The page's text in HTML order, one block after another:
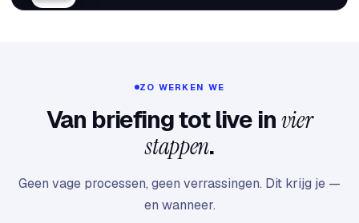
ZO WERKEN WE
Van briefing tot live invier
stappen.
Geen vage processen, geen verrassingen. Dit krijg je —
en wanneer.